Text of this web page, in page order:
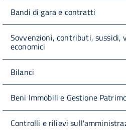
Bandi di gara e contratti
Sovvenzioni, contributi, sussidi,
economici
Bilanci
Beni Immobili e Gestione
Controlli e rilievi